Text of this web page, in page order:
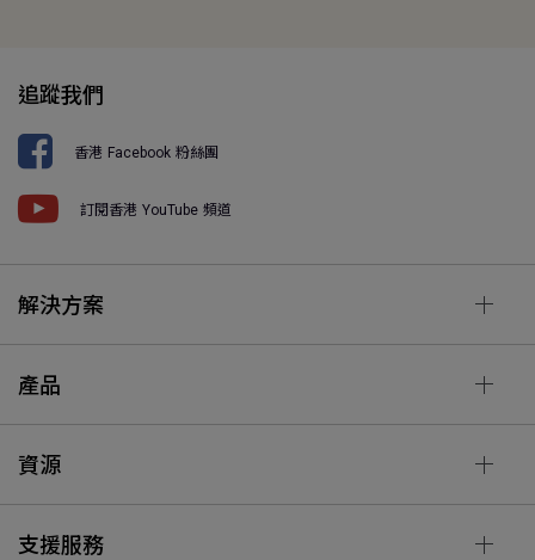
追蹤我們
香港 Facebook 粉絲團
訂閱香港 YouTube 頻道
解決方案
產品
資源
支援服務